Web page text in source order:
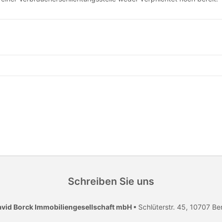
Schreiben Sie uns
Borck Immobiliengesellschaft mbH • Schlüterstr. 45, 10707